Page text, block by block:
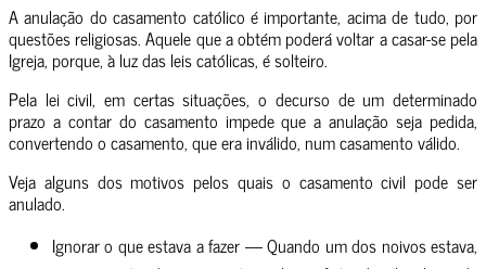
A anulação do casamento católico é importante, acima de tudo, por
questões religiosas. Aquele que a obtém poderá voltar a casar-se pela
Igreja, porque, à luz das leis católicas, é solteiro.
Pela lei civil, em certas situações, o decurso de um determinado
prazo a contar do casamento impede que a anulação seja pedida,
convertendo o casamento, que era inválido, num casamento válido.
Veja alguns dos motivos pelos quais o casamento civil pode ser
anulado.
Ignorar o que estava a fazer — Quando um dos noivos estava,